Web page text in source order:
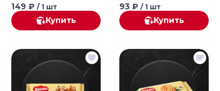
149 ₽ / 1 шт
Купить
93 ₽ / 1 шт
Купить